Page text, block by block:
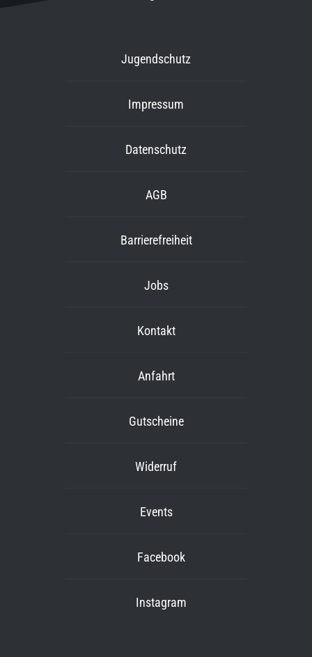
Jugendschutz
Impressum
Datenschutz
AGB
Barrierefreiheit
Jobs
Kontakt
Anfahrt
Gutscheine
Widerruf
Events
Facebook
Instagram